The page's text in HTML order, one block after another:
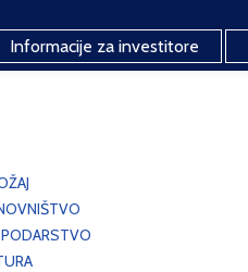
Informacije za investitore